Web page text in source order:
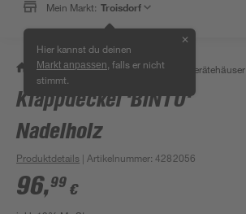
Mein Markt: Troisdorf
Hier kannst du deinen
Markt anpassen , falls er nicht
stimmt.
✕
/ Garten & Freizeit / Garten- & Gerätehäuser
Klappdeckel 'BINTO'
Nadelholz
Produktdetails | Artikelnummer:4282056
96,99 €